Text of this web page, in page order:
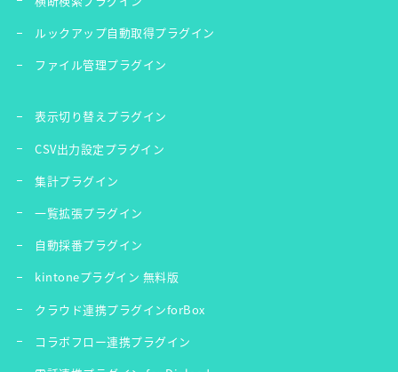
ルックアップ自動取得プラグイン
ファイル管理プラグイン
表示切り替えプラグイン
CSV出力設定プラグイン
集計プラグイン
一覧拡張プラグイン
自動採番プラグイン
kintoneプラグイン 無料版
クラウド連携プラグインforBox
コラボフロー連携プラグイン